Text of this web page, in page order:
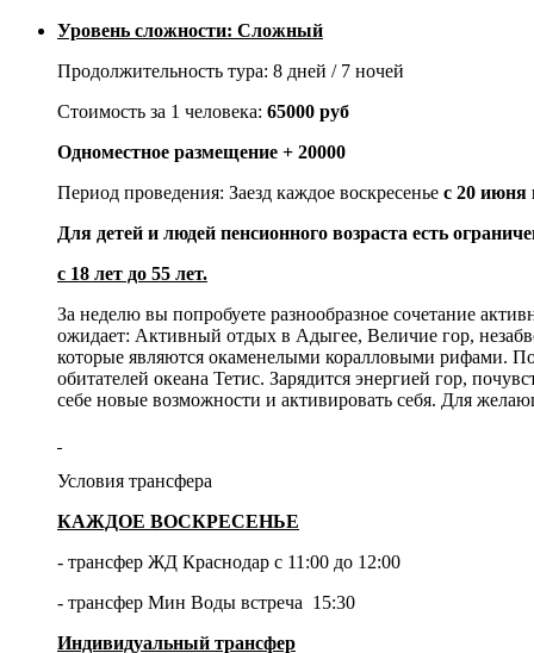
Уровень сложности: Сложный
Продолжительность тура: 8 дней / 7 ночей
Стоимость за 1 человека: 65000 руб
Одноместное размещение + 20000
Период проведения: Заезд каждое воскресенье с 20 июня
Для детей и людей пенсионного возраста есть
с 18 лет до 55 лет.
За неделю вы попробуете разнообразное сочетание
ожидает: Активный отдых в Адыгее, Величие гор,
которые являются окаменелыми коралловыми рифами.
обитателей океана Тетис. Зарядится энергией гор,
себе новые возможности и активировать себя. Для
Условия трансфера
КАЖДОЕ ВОСКРЕСЕНЬЕ
- трансфер ЖД Краснодар с 11:00 до 12:00
- трансфер Мин Воды встреча 15:30
Индивидуальный трансфер